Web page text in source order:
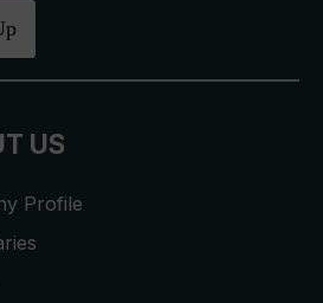
US
Profile